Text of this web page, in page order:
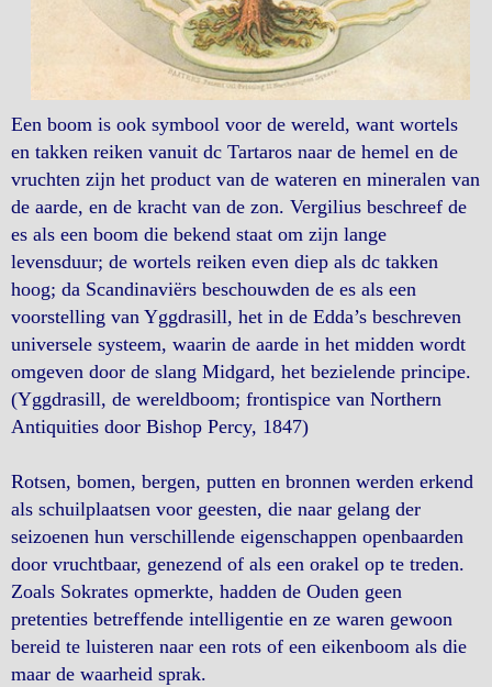
Een boom is ook symbool voor de wereld, want wortels
en takken reiken vanuit dc Tartaros naar de hemel en de
vruchten zijn het product van de wateren en mineralen van
de aarde, en de kracht van de zon. Vergilius beschreef de
es als een boom die bekend staat om zijn lange
levensduur; de wortels reiken even diep als dc takken
hoog; da Scandinaviërs beschouwden de es als een
voorstelling van Yggdrasill, het in de Edda’s beschreven
universele systeem, waarin de aarde in het midden wordt
omgeven door de slang Midgard, het bezielende principe.
(Yggdrasill, de wereldboom; frontispice van Northern
Antiquities door Bishop Percy, 1847)
Rotsen, bomen, bergen, putten en bronnen werden erkend
als schuilplaatsen voor geesten, die naar gelang der
seizoenen hun verschillende eigenschappen openbaarden
door vruchtbaar, genezend of als een orakel op te treden.
Zoals Sokrates opmerkte, hadden de Ouden geen
pretenties betreffende intelligentie en ze waren gewoon
bereid te luisteren naar een rots of een eikenboom als die
maar de waarheid sprak.